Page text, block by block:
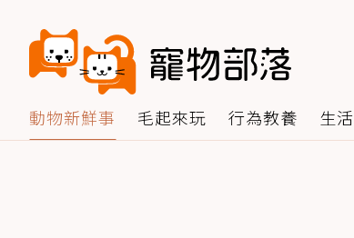
動物新鮮事 毛起來玩 行為教養 生